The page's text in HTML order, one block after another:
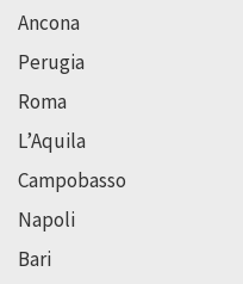
Ancona
Perugia
Roma
L’Aquila
Campobasso
Napoli
Bari